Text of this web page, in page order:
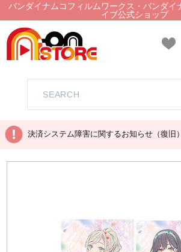
バンダイナムコフィルムワークス・バンダイ
イブ公式ショップ
決済システム障害に関するお知らせ（復旧）